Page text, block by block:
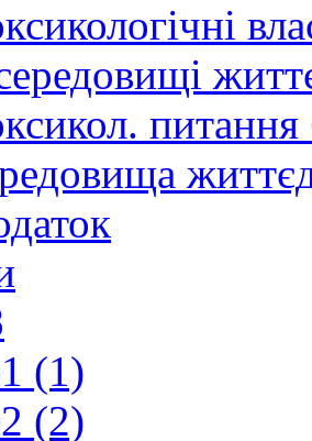
питання
(1)
(2)